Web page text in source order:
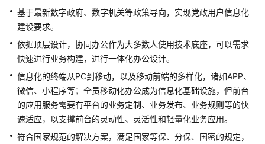
本
规
划
实
骤
修
基于最新数字政府、数字机关等政策导向，实现党政用户信息化
建设要求。
依据顶层设计，协同办公作为大多数人使用技术底座，可以需求
快速进行业务构建，进行一体化办公设计。
信息化的终端从PC到移动，以及移动前端的多样化，诸如APP、
微信、小程序等；全员移动化办公成为信息化基础设施，但前台
的应用服务需要有平台的业务定制、业务发布、业务规则等的快
速适应，以支撑前台的灵动性、灵活性和轻量化业务应用。
符合国家规范的解决方案，满足国家等保、分保、国密的规定，